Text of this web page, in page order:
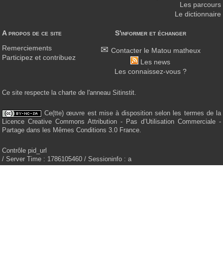
A propos de ce site
Remerciements
Participez et contribuez
S'informer et échanger
Contacter le Matou matheux
Les news
Les connaissez-vous ?
Les parcours
Le dictionnaire
Ce site respecte la charte de l'anneau Sitinstit.
Ce(tte) œuvre est mise à disposition selon les termes de la
Licence Creative Commons Attribution - Pas d’Utilisation Commerciale -
Partage dans les Mêmes Conditions 3.0 France.
Contrôle pid_url
/ Server Time : 1786105460 / Sessioninfo : a